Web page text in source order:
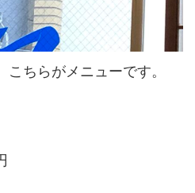
ちらがメニューです。